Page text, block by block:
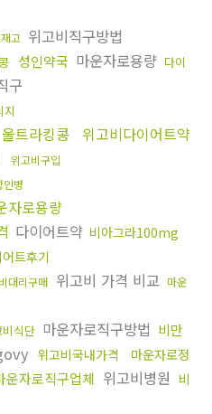
고 위고비직구방법
성인약국 마운자로용량 다이
구
지
울트라킹콩
위고비다이어트약
위고비구입
인병
자로용량
다이어트약 비아그라100mg
트후기
대리구매 위고비 가격 비교 마운
비식단 마운자로직구방법 비만
위고비국내가격
마운자로정
운자로직구업체 위고비병원 비